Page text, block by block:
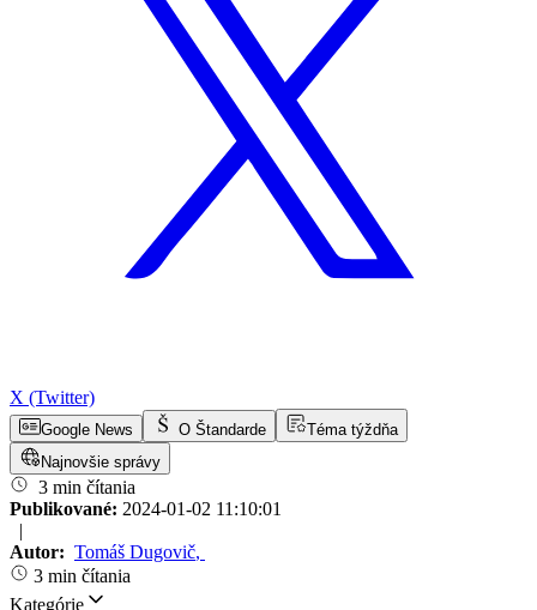
X (Twitter)
Google News O Štandarde
Téma týždňa
Najnovšie správy
3 min čítania
Publikované: 2024-01-02 11:10:01
|
Autor: Tomáš Dugovič,
3 min čítania
Kategórie